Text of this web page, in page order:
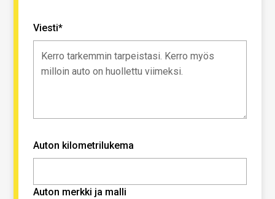
Viesti*
Auton kilometrilukema
Auton merkki ja malli